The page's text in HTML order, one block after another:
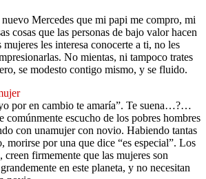
Mercedes que mi papi me compro, mi
cosas que las personas de bajo valor hacen
les interesa conocerte a ti, no les
No mientas, ni tampoco trates
se modesto contigo mismo, y se fluido.
por en cambio te amaría”. Te suena…?…
comúnmente escucho de los pobres hombres
con unamujer con novio. Habiendo tantas
morirse por una que dice “es especial”. Los
creen firmemente que las mujeres son
en este planeta, y no necesitan